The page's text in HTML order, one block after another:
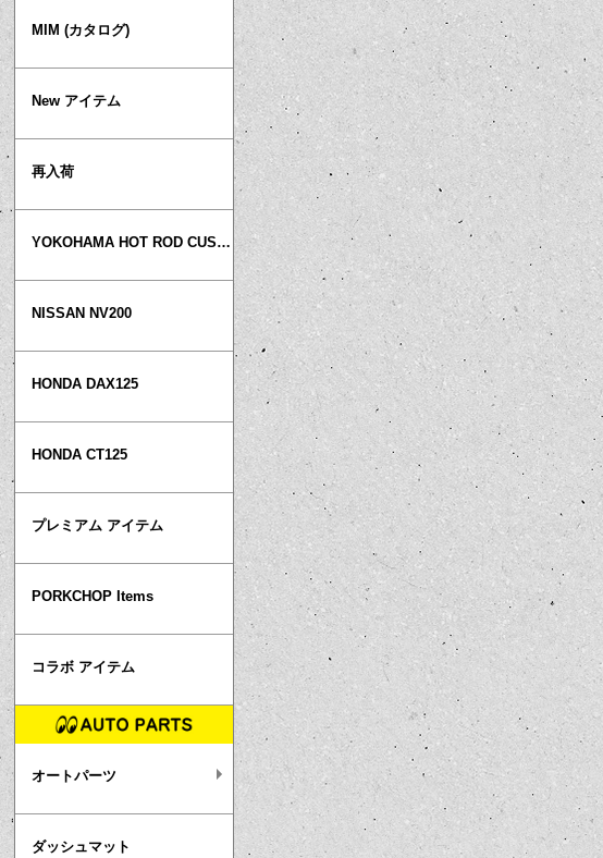
MIM (カタログ)
New アイテム
再入荷
YOKOHAMA HOT ROD CUSTOM SHOW
NISSAN NV200
HONDA DAX125
HONDA CT125
プレミアム アイテム
PORKCHOP Items
コラボ アイテム
オートパーツ
ダッシュマット